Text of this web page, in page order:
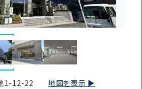
地1-12-22地図を表示 ▶︎